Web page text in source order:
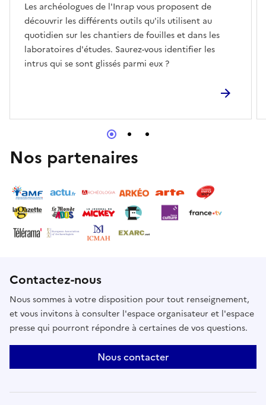
Les archéologues de l'Inrap vous proposent de
découvrir les différents outils qu'ils utilisent au
quotidien sur les chantiers de fouilles et dans les
laboratoires d'études. Saurez-vous identifier les
intrus qui se sont glissés parmi eux ?
Nos partenaires
Contactez-nous
Nous sommes à votre disposition pour tout renseignement,
et vous invitons à consulter l'espace organisateur et l'espace
presse qui pourront répondre à certaines de vos questions.
Nous contacter